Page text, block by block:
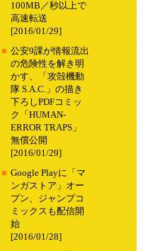
100MB／秒以上で
高速転送
[2016/01/29]
■ 公安9課が情報流出
の危険性を解き明
かす、「攻殻機動
隊 S.A.C.」の描き
下ろしPDFコミッ
ク「HUMAN-
ERROR TRAPS」
無償公開
[2016/01/29]
■ Google Playに「マ
ンガストア」オー
プン、ジャンプコ
ミックスも配信開
始
[2016/01/28]